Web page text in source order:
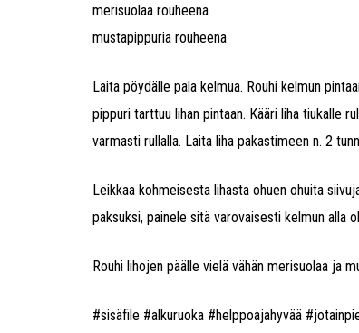
merisuolaa rouheena
mustapippuria rouheena
Laita pöydälle pala kelmua. Rouhi kelmun
pippuri tarttuu lihan pintaan. Kääri liha tiukalle
varmasti rullalla. Laita liha pakastimeen n. 2
Leikkaa kohmeisesta lihasta ohuen ohuita
paksuksi, painele sitä varovaisesti kelmun alla
Rouhi lihojen päälle vielä vähän merisuolaa ja
#sisäfile #alkuruoka #helppoajahyvää